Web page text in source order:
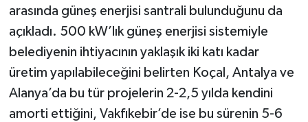
arasında güneş enerjisi santrali bulunduğunu da
açıkladı. 500 kW’lık güneş enerjisi sistemiyle
belediyenin ihtiyacının yaklaşık iki katı kadar
üretim yapılabileceğini belirten Koçal, Antalya ve
Alanya’da bu tür projelerin 2-2,5 yılda kendini
amorti ettiğini, Vakfıkebir’de ise bu sürenin 5-6